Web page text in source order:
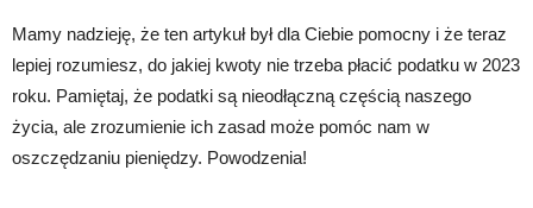
Mamy nadzieję, że ten artykuł był dla Ciebie pomocny i że teraz
lepiej rozumiesz, do jakiej kwoty nie trzeba płacić podatku w 2023
roku. Pamiętaj, że podatki są nieodłączną częścią naszego
życia, ale zrozumienie ich zasad może pomóc nam w
oszczędzaniu pieniędzy. Powodzenia!